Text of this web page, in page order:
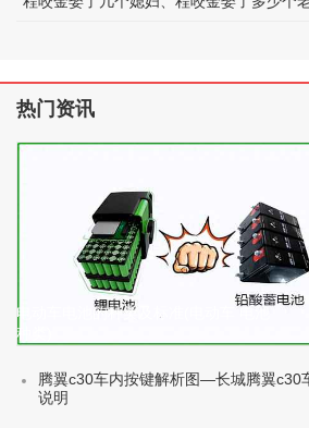
热门资讯
电动车电池的种类及标准(电动车 电池
种类)
腾翼c30车内按键解析图—长城腾翼c30
说明